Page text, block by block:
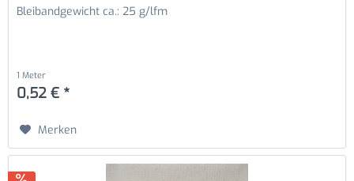
Bleibandgewicht ca.: 25 g/lfm
1 Meter
0,52 € *
Merken